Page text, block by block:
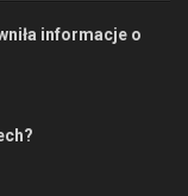
informacje o